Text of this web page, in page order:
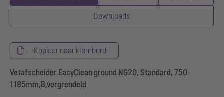
Downloads
Kopieer naar klembord
Vetafscheider EasyClean ground NG20, Standard, 750-
1185mm,B,vergrendeld